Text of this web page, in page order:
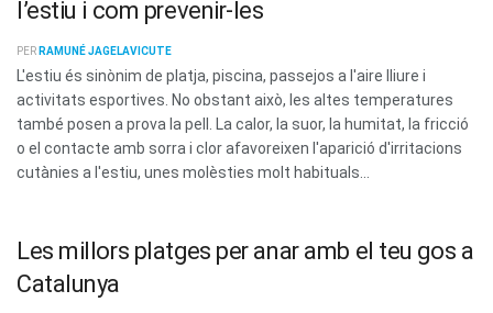
l’estiu i com prevenir-les
PER RAMUNÉ JAGELAVICUTE
L'estiu és sinònim de platja, piscina, passejos a l'aire lliure i
activitats esportives. No obstant això, les altes temperatures
també posen a prova la pell. La calor, la suor, la humitat, la fricció
o el contacte amb sorra i clor afavoreixen l'aparició d'irritacions
cutànies a l'estiu, unes molèsties molt habituals...
Les millors platges per anar amb el teu gos a
Catalunya